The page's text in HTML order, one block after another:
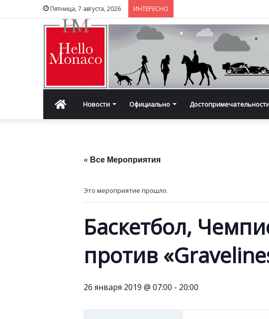
Пятница, 7 августа, 2026 ИНТЕРЕСНО
ГлавнаяНовости Официально
« Все Мероприятия
Это мероприятие прошло.
Баскетбол,
против
26 января 2019 @ 07:00 - 20:00